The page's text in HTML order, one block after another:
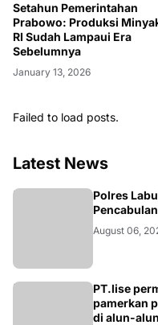
Setahun Pemerintahan
Prabowo: Produksi
RI Sudah Lampaui Era
Sebelumnya
January 13, 2026
Failed to load posts.
Latest News
Polres
August 06,
PT.lise
pamerkan
di alun-alun